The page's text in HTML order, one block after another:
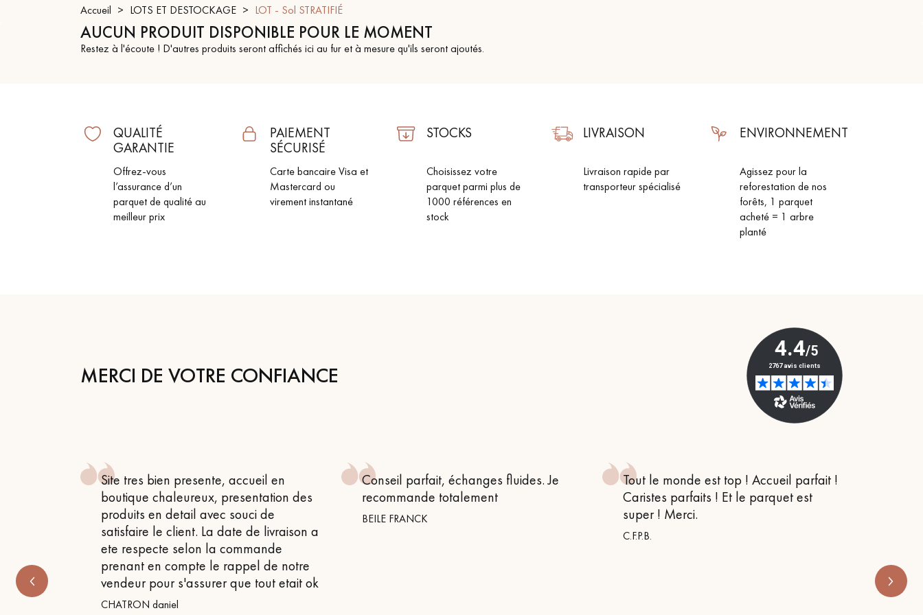
PARQUET D'INTÉRIEUR
VOUS AVEZ UN PROJET ?
Accueil LOTS ET DESTOCKAGE LOT - Sol STRATIFIÉ
AUCUN PRODUIT DISPONIBLE POUR LE MOMENT
Restez à l'écoute ! D'autres produits seront affichés ici au fur et à mesure qu'ils seront ajoutés.
QUALITÉ
GARANTIE
Offrez-vous
l’assurance d’un
parquet de qualité au
meilleur prix
PAIEMENT
SÉCURISÉ
Carte bancaire Visa et
Mastercard ou
virement instantané
STOCKS
Choisissez votre
parquet parmi plus de
1000 références en
stock
LIVRAISON
Livraison rapide par
transporteur spécialisé
ENVIRONNEMENT
Agissez pour la
reforestation de nos
forêts, 1 parquet
acheté = 1 arbre
planté
MERCI DE VOTRE CONFIANCE
Site tres bien presente, accueil en
boutique chaleureux, presentation des
produits en detail avec souci de
satisfaire le client. La date de livraison a
ete respecte selon la commande
prenant en compte le rappel de notre
vendeur pour s'assurer que tout etait ok
CHATRON daniel
Conseil parfait, échanges fluides. Je
recommande totalement
BEILE FRANCK
Tout le monde est top ! Accueil parfait !
Caristes parfaits ! Et le parquet est
super ! Merci.
C.F.P.B.